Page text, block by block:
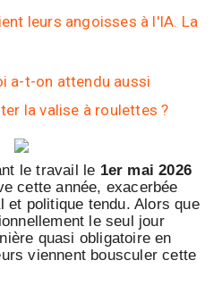
leurs angoisses à l'IA. La
a-t-on attendu aussi
la valise à roulettes ?
le travail le 1er mai 2026
cette année, exacerbée
et politique tendu. Alors que
le seul jour
quasi obligatoire en
viennent bousculer cette